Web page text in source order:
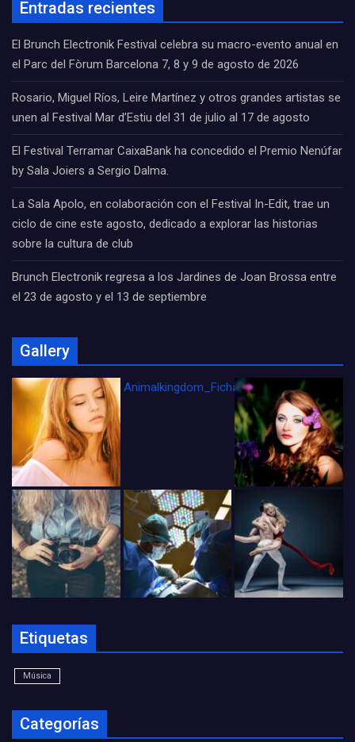
Entradas recientes
El Brunch Electronik Festival celebra su macro-evento anual en
el Parc del Fòrum Barcelona 7, 8 y 9 de agosto de 2026
Rosario, Miguel Ríos, Leire Martínez y otros grandes artistas se
unen al Festival Mar d’Estiu del 31 de julio al 17 de agosto
El Festival Terramar CaixaBank ha concedido el Premio Nenúfar
by Sala Joiers a Sergio Dalma.
La Sala Apolo, en colaboración con el Festival In-Edit, trae un
ciclo de cine este agosto, dedicado a explorar las historias
sobre la cultura de club
Brunch Electronik regresa a los Jardines de Joan Brossa entre
el 23 de agosto y el 13 de septiembre
Gallery
Animalkingdom_FichaCine
Etiquetas
Música
Categorías